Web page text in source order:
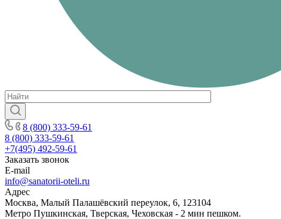
8 (800) 333-59-61
8 (800) 333-59-61
+7(495) 492-59-61
Заказать звонок
E-mail
info@sanatorii-oteli.ru
Адрес
Москва, Малый Палашёвский переулок, 6, 123104
Метро Пушкинская, Тверская, Чеховская - 2 мин пешком.